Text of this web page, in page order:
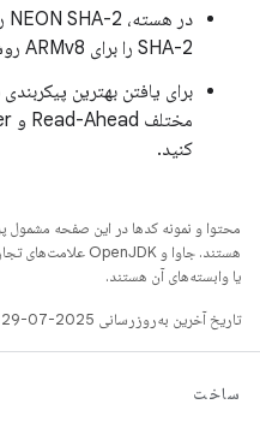
SHA-2 را برای ARMv8 روشن کنید.
برای یافتن بهترین
کنید.
محتوا و نمونه کدها در این صفحه مشمول
یا وابسته‌های آن هستند.
تاریخ آخرین به‌روزرسانی 2025-07-29 به‌وقت ساعت هماهنگ جهانی.
ساخت